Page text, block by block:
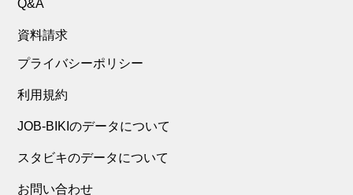
Q&A
資料請求
プライバシーポリシー
利用規約
JOB-BIKIのデータについて
スタビキのデータについて
お問い合わせ